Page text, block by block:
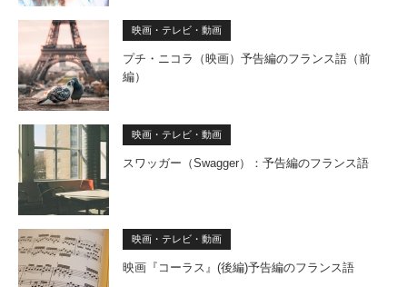
映画・テレビ・動画
プチ・ニコラ（映画）予告編のフランス語（前
編）
映画・テレビ・動画
スワッガー（Swagger）：予告編のフランス語
映画・テレビ・動画
映画『コーラス』(後編)予告編のフランス語